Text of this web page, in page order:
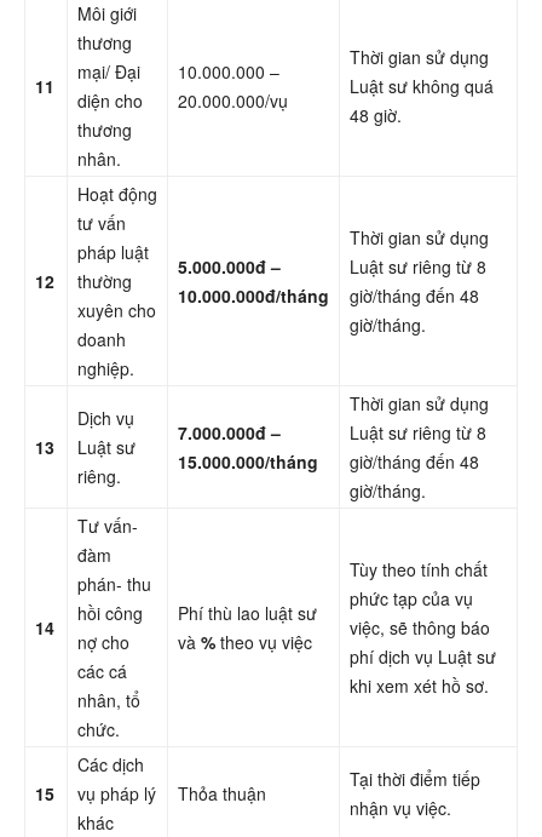
11
Môi giới
thương
mại/ Đại
diện cho
thương
nhân.
10.000.000 –
20.000.000/vụ
Thời gian sử dụng
Luật sư không quá
48 giờ.
12
Hoạt động
tư vấn
pháp luật
thường
xuyên cho
doanh
nghiệp.
5.000.000đ –
10.000.000đ/tháng
Thời gian sử dụng
Luật sư riêng từ 8
giờ/tháng đến 48
giờ/tháng.
13
Dịch vụ
Luật sư
riêng.
7.000.000đ –
15.000.000/tháng
Thời gian sử dụng
Luật sư riêng từ 8
giờ/tháng đến 48
giờ/tháng.
14
Tư vấn-
đàm
phán- thu
hồi công
nợ cho
các cá
nhân, tổ
chức.
Phí thù lao luật sư
và % theo vụ việc
Tùy theo tính chất
phức tạp của vụ
việc, sẽ thông báo
phí dịch vụ Luật sư
khi xem xét hồ sơ.
15
Các dịch
vụ pháp lý
khác
Thỏa thuận
Tại thời điểm tiếp
nhận vụ việc.